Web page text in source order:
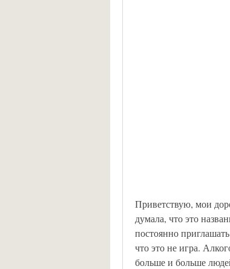
Приветствую, мои
думала, что это
постоянно
что это не игра.
больше и больше